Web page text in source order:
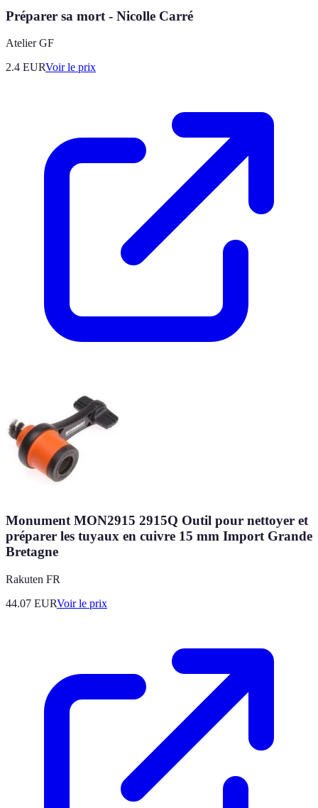
Préparer sa mort - Nicolle Carré
Atelier GF
2.4 EURVoir le prix
Monument MON2915 2915Q Outil pour nettoyer et
préparer les tuyaux en cuivre 15 mm Import Grande
Bretagne
Rakuten FR
44.07 EURVoir le prix